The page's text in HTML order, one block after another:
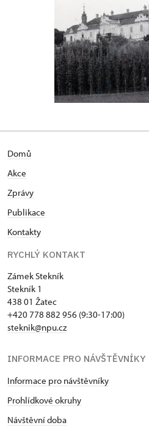
Domů
Akce
Zprávy
Publikace
Kontakty
RYCHLÝ KONTAKT
Zámek Stekník
Stekník 1
438 01 Žatec
+420 778 882 956 (9:30-17:00)
steknik@npu.cz
INFORMACE PRO NÁVŠTĚVNÍKY
Informace pro návštěvníky
Prohlídkové okruhy
Návštěvní doba